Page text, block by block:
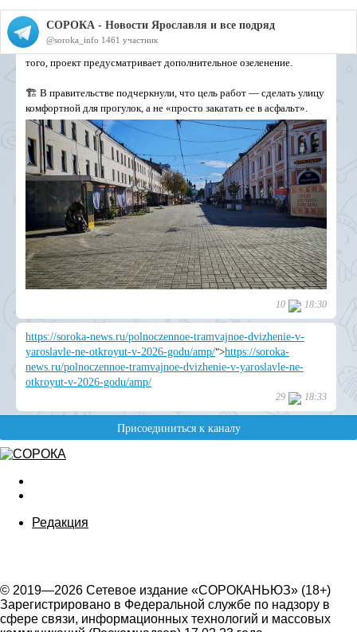
Редакция
© 2019—2026 Сетевое издание «СОРОКАНЬЮЗ» (18+)
Зарегистрировано в Федеральной службе по надзору в
сфере связи, информационных технологий и массовых